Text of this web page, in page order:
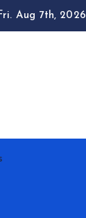
Aug 7th, 2026